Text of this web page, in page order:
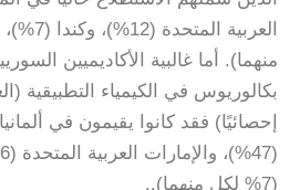
منهما). أما غالبية الأكاديميين
بكالوريوس في الكيمياء التطبيقية
إحصائيًا) فقد كانوا يقيمون في